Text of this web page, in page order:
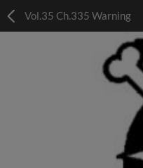
Vol.35 Ch.335 Warning